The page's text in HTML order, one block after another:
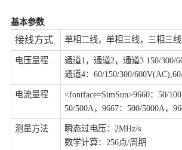
基本参数
接线方式 单相二线，单相三线，三相三
电压量程
通道1，通道2，通道3 150/300/
通道4：60/150/300/
电流量程
<fontface=SimSun>9660：50/
50/500A，9667：500/5000A，
测量方法
瞬态过电压：2MHz/s
数学计算：256点/周期